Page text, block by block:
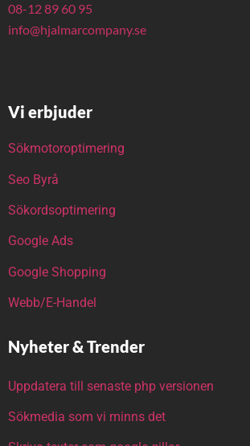
08-12 89 60 95
info@hjalmarcompany.se
Vi erbjuder
Sökmotoroptimering
Seo Byrå
Sökordsoptimering
Google Ads
Google Shopping
Webb/E-Handel
Nyheter & Trender
Uppdatera till senaste php versionen
Sökmedia som vi minns det